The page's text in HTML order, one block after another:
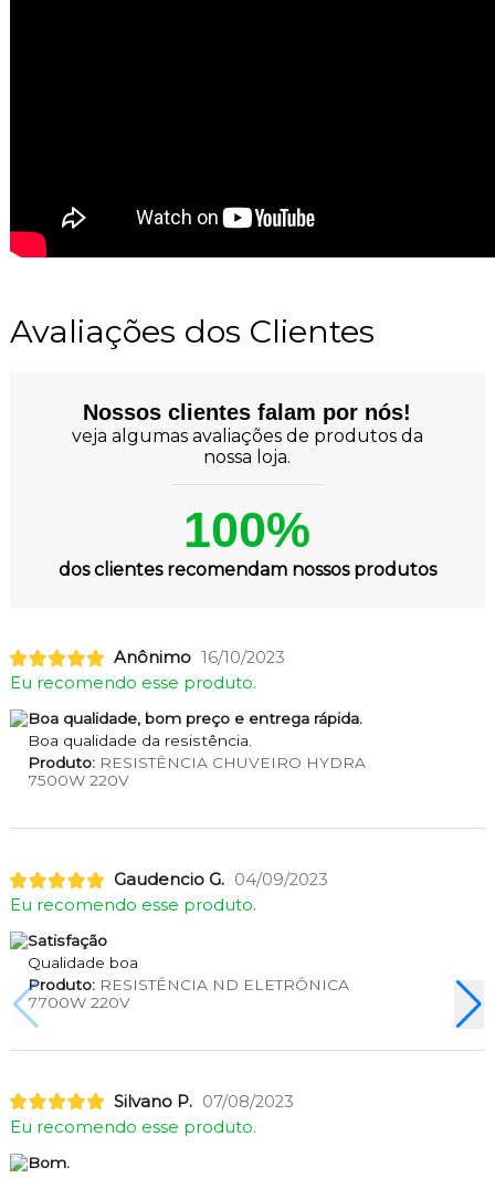
Avaliações dos Clientes
Nossos clientes falam por nós!
veja algumas avaliações de produtos da
nossa loja.
100%
dos clientes recomendam nossos produtos
Anônimo 16/10/2023
Eu recomendo esse produto.
Boa qualidade, bom preço e entrega rápida.
Boa qualidade da resistência.
Produto:RESISTÊNCIA CHUVEIRO HYDRA
7500W 220V
Gaudencio G. 04/09/2023
Eu recomendo esse produto.
Satisfação
Qualidade boa
Produto:RESISTÊNCIA ND ELETRÔNICA
7700W 220V
Silvano P. 07/08/2023
Eu recomendo esse produto.
Bom.